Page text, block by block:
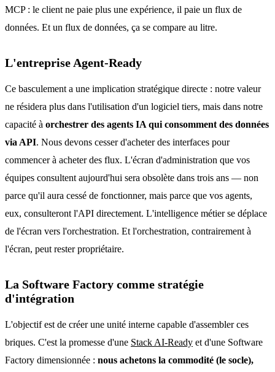
MCP : le client ne paie plus une expérience, il paie un flux de
données. Et un flux de données, ça se compare au litre.
L'entreprise Agent-Ready
Ce basculement a une implication stratégique directe : notre valeur
ne résidera plus dans l'utilisation d'un logiciel tiers, mais dans notre
capacité à orchestrer des agents IA qui consomment des données
via API. Nous devons cesser d'acheter des interfaces pour
commencer à acheter des flux. L'écran d'administration que vos
équipes consultent aujourd'hui sera obsolète dans trois ans — non
parce qu'il aura cessé de fonctionner, mais parce que vos agents,
eux, consulteront l'API directement. L'intelligence métier se déplace
de l'écran vers l'orchestration. Et l'orchestration, contrairement à
l'écran, peut rester propriétaire.
La Software Factory comme stratégie
d'intégration
L'objectif est de créer une unité interne capable d'assembler ces
briques. C'est la promesse d'une Stack AI-Ready et d'une Software
Factory dimensionnée : nous achetons la commodité (le socle),